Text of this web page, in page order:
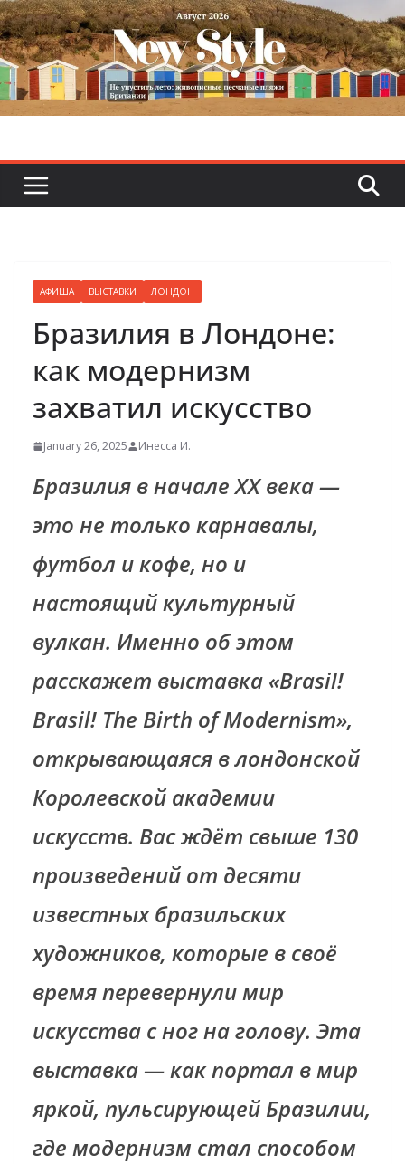
Skip
to
content
АФИША ВЫСТАВКИ ЛОНДОН
Бразилия в Лондоне:
как модернизм
захватил искусство
January 26, 2025 Инесса И.
Бразилия в начале XX века —
это не только карнавалы,
футбол и кофе, но и
настоящий культурный
вулкан. Именно об этом
расскажет выставка «Brasil!
Brasil! The Birth of Modernism»,
открывающаяся в лондонской
Королевской академии
искусств. Вас ждёт свыше 130
произведений от десяти
известных бразильских
художников, которые в своё
время перевернули мир
искусства с ног на голову. Эта
выставка — как портал в мир
яркой, пульсирующей Бразилии,
где модернизм стал способом